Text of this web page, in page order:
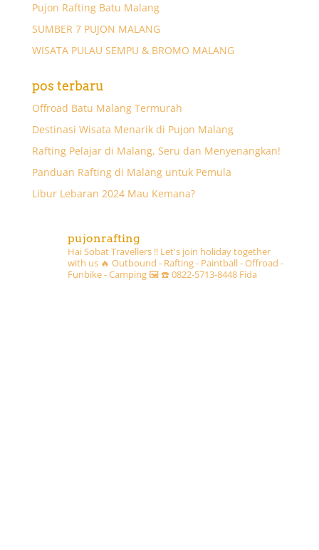
Pujon Rafting Batu Malang
SUMBER 7 PUJON MALANG
WISATA PULAU SEMPU & BROMO MALANG
pos terbaru
Offroad Batu Malang Termurah
Destinasi Wisata Menarik di Pujon Malang
Rafting Pelajar di Malang, Seru dan Menyenangkan!
Panduan Rafting di Malang untuk Pemula
Libur Lebaran 2024 Mau Kemana?
pujonrafting
Hai Sobat Travellers !! Let's join holiday together
with us 🔥 Outbound - Rafting - Paintball - Offroad -
Funbike - Camping 🖼☎️ 0822-5713-8448 Fida